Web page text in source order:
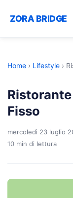
ZORA BRIDGE
Home › Lifestyle ›
Fisso
mercoledì 23 luglio
10 min di lettura